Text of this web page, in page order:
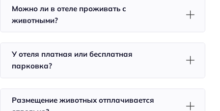
Оборудование для кухни: чайник
Трансфер: платный
Тип сейфа: бесплатный
Тип сейфа: в номере
Удобства в номерах
Кухня/кухонный уголок в номере
Можно ли в отеле проживать с
животными?
У отеля платная или бесплатная
парковка?
Размещение животных отплачивается